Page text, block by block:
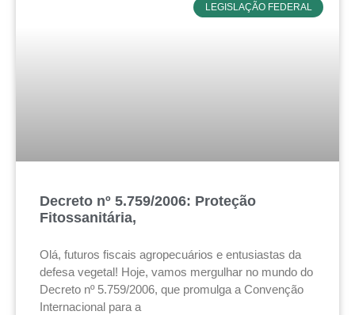
LEGISLAÇÃO FEDERAL
Decreto nº 5.759/2006: Proteção
Fitossanitária,
Olá, futuros fiscais agropecuários e entusiastas da
defesa vegetal! Hoje, vamos mergulhar no mundo do
Decreto nº 5.759/2006, que promulga a Convenção
Internacional para a